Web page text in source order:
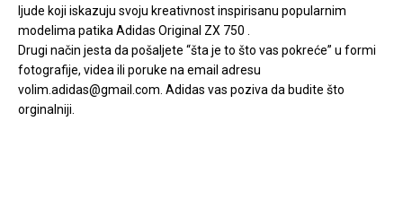
ljude koji iskazuju svoju kreativnost inspirisanu popularnim
modelima patika Adidas Original ZX 750 .
Drugi način jesta da pošaljete “šta je to što vas pokreće” u formi
fotografije, videa ili poruke na email adresu
volim.adidas@gmail.com. Adidas vas poziva da budite što
orginalniji.